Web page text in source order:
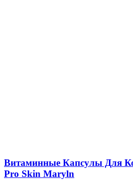
Витаминные Капсулы Для
Pro Skin Maryln